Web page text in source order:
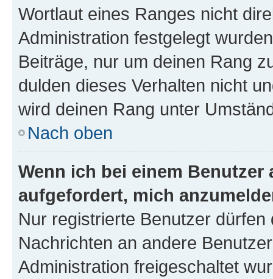
Wortlaut eines Ranges nicht
Administration festgelegt
Beiträge, nur um deinen Rang
dulden dieses Verhalten nicht
wird deinen Rang unter
Nach oben
Wenn ich bei einem
aufgefordert, mich
Nur registrierte Benutzer
Nachrichten an andere
Administration freigeschaltet